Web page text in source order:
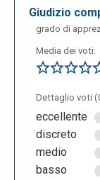
Infine, una
modificarlo
le parti più
giudizio
grado di
Media dei voti:
Dettaglio voti
eccellente
discreto
medio
basso